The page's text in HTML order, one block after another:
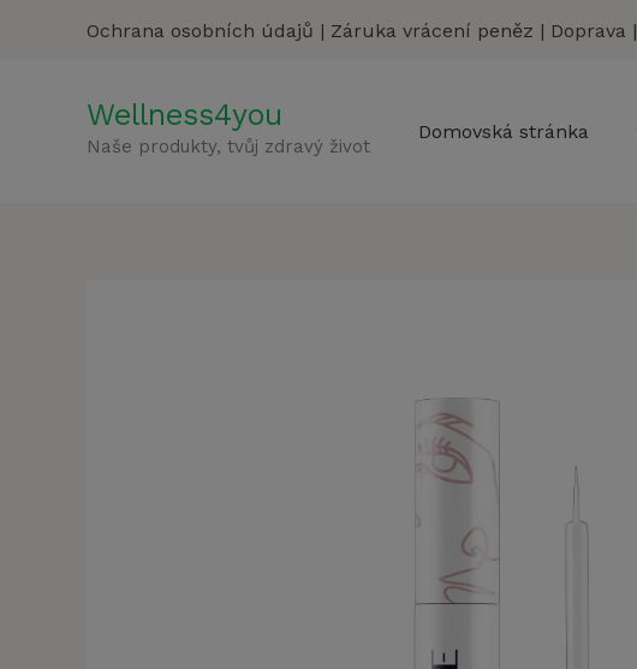
Ochrana osobních údajů | Záruka vrácení peněz | Doprava |
Wellness4you
Naše produkty, tvůj zdravý život
Domovská stránka